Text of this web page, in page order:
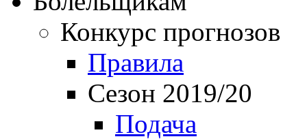
Конкурс прогнозов
Правила
Сезон 2019/20
Подача